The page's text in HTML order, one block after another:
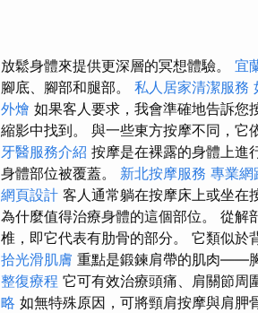
放鬆身體來提供更深層的冥想體驗。 宜
腳底、腳部和腿部。 私人居家清潔服務
外燴 如果客人要求，我會準確地告訴您
縮影中找到。 與一些東方按摩不同，它
牙醫服務介紹 按摩是在裸露的身體上進
身體部位被覆蓋。 新北按摩服務 專業網
網頁設計 客人通常躺在按摩床上或坐在
為什麼值得治療身體的這個部位。 從解
椎，即它代表有肋骨的部分。 它類似於
拾光滑肌膚 重點是鍛鍊肩帶的肌肉——
整復療程 它可有效治療頭痛、肩關節周
略 如無特殊原因，可將頸肩按摩與肩胛